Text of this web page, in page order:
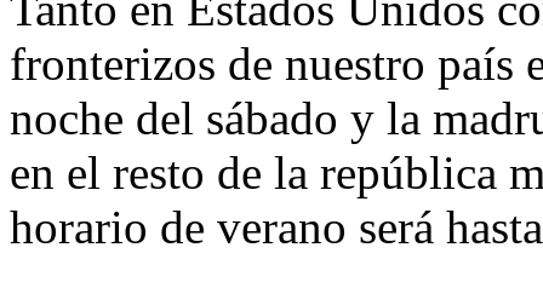
fronterizos de nuestro país
noche del sábado y la
en el resto de la república
horario de verano será